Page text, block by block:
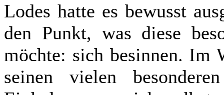
Lodes hatte es bewusst
den Punkt, was diese
möchte: sich besinnen. Im
seinen vielen